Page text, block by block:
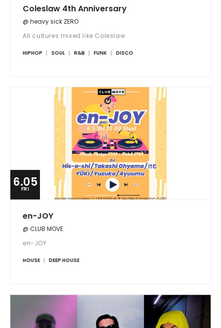
Coleslaw 4th Anniversary
@ heavy sick ZERO
All cultures mixed like Coleslaw
HIPHOP SOUL R&B FUNK DISCO
6.05
FRI
en-JOY
@ CLUB MOVE
en-JOY
HOUSE DEEP HOUSE